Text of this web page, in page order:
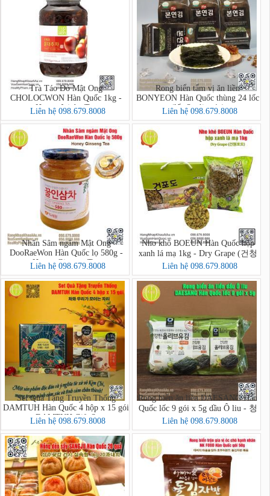
Trà Táo Đỏ Mật Ong
CHOLOCWON Hàn Quốc 1kg -
Honey Jujube Tea
Liên hệ 098.679.8008
Rong biển tẩm vị ăn liền
BONYEON Hàn Quốc thùng 24 lốc
(lốc 3 gói x 4g)
Liên hệ 098.679.8008
Nhân Sâm ngâm Mật Ong
DooRaeWon Hàn Quốc lọ 580g -
Honey Ginseng Tea
Liên hệ 098.679.8008
Nho khô BOEUN Hàn Quốc hộp
xanh lá mạ 1kg - Dry Grape (건청
포도)
Liên hệ 098.679.8008
Set Quà Tặng Truyền Thống
DAMTUH Hàn Quốc 4 hộp x 15 gói
- DAMTUH Gift Set
Liên hệ 098.679.8008
Rong biển ăn liền DAESANG Hàn
Quốc lốc 9 gói x 5g dầu Ô liu - 청
정원 올리브유 재래김
Liên hệ 098.679.8008